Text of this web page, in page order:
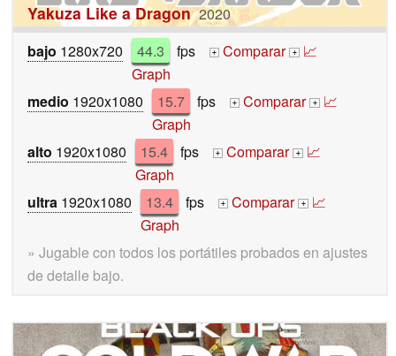
Yakuza Like a Dragon 2020
bajo 1280x720 44.3 fps + Comparar + 📈
Graph
medio 1920x1080 15.7 fps + Comparar + 📈
Graph
alto 1920x1080 15.4 fps + Comparar + 📈
Graph
ultra 1920x1080 13.4 fps + Comparar + 📈
Graph
» Jugable con todos los portátiles probados en ajustes
de detalle bajo.